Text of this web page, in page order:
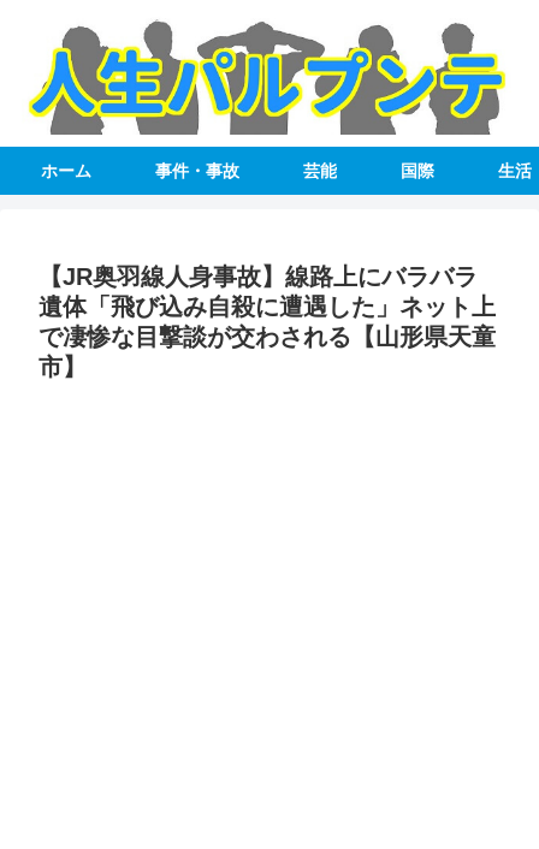
ホーム 事件・事故 芸能 国際 生活
【JR奥羽線人身事故】線路上にバラバラ
遺体「飛び込み自殺に遭遇した」ネット上
で凄惨な目撃談が交わされる【山形県天童
市】